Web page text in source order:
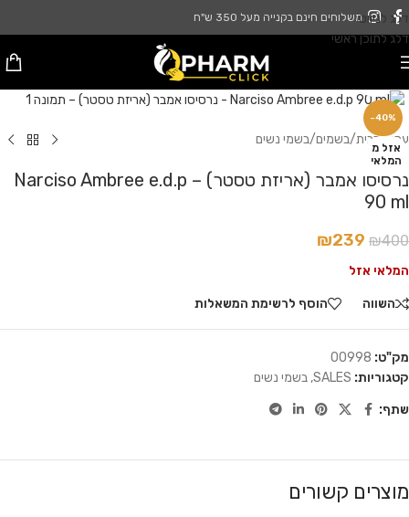
דלג לניווט
דלג לתוכן ראשי
משלוחים חינם בקנייה מעל 350 ש"ח
-40%
אזל מ
המלאי
עמוד הבית/בשמים/בשמי נשים
נרסיסו אמבר (אריזת טסטר) – Narciso Ambree e.d.p
90 ml
₪400
₪239
המלאי אזל
השווה הוסף לרשימת המשאלות
מק"ט: 00998
קטגוריות: SALES
, בשמי נשים
שתף:
מוצרים קשורים